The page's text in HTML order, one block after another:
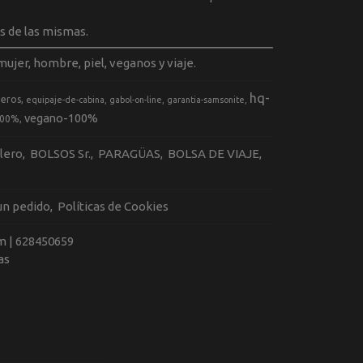
de las mismas.
hombre, piel, veganos y viaje.
equipaje-de-cabina gabol-on-line garantia-samsonite
hq-
vegano-100%
BOLSOS Sr. PARAGÜAS
BOLSA DE VIAJE
pedido Políticas de Cookies
| 628450659